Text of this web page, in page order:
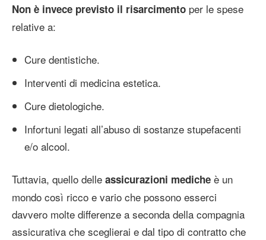
Non è invece previsto il risarcimento per le spese
relative a:
Cure dentistiche.
Interventi di medicina estetica.
Cure dietologiche.
Infortuni legati all’abuso di sostanze stupefacenti
e/o alcool.
Tuttavia, quello delle assicurazioni mediche è un
mondo così ricco e vario che possono esserci
davvero molte differenze a seconda della compagnia
assicurativa che sceglierai e dal tipo di contratto che